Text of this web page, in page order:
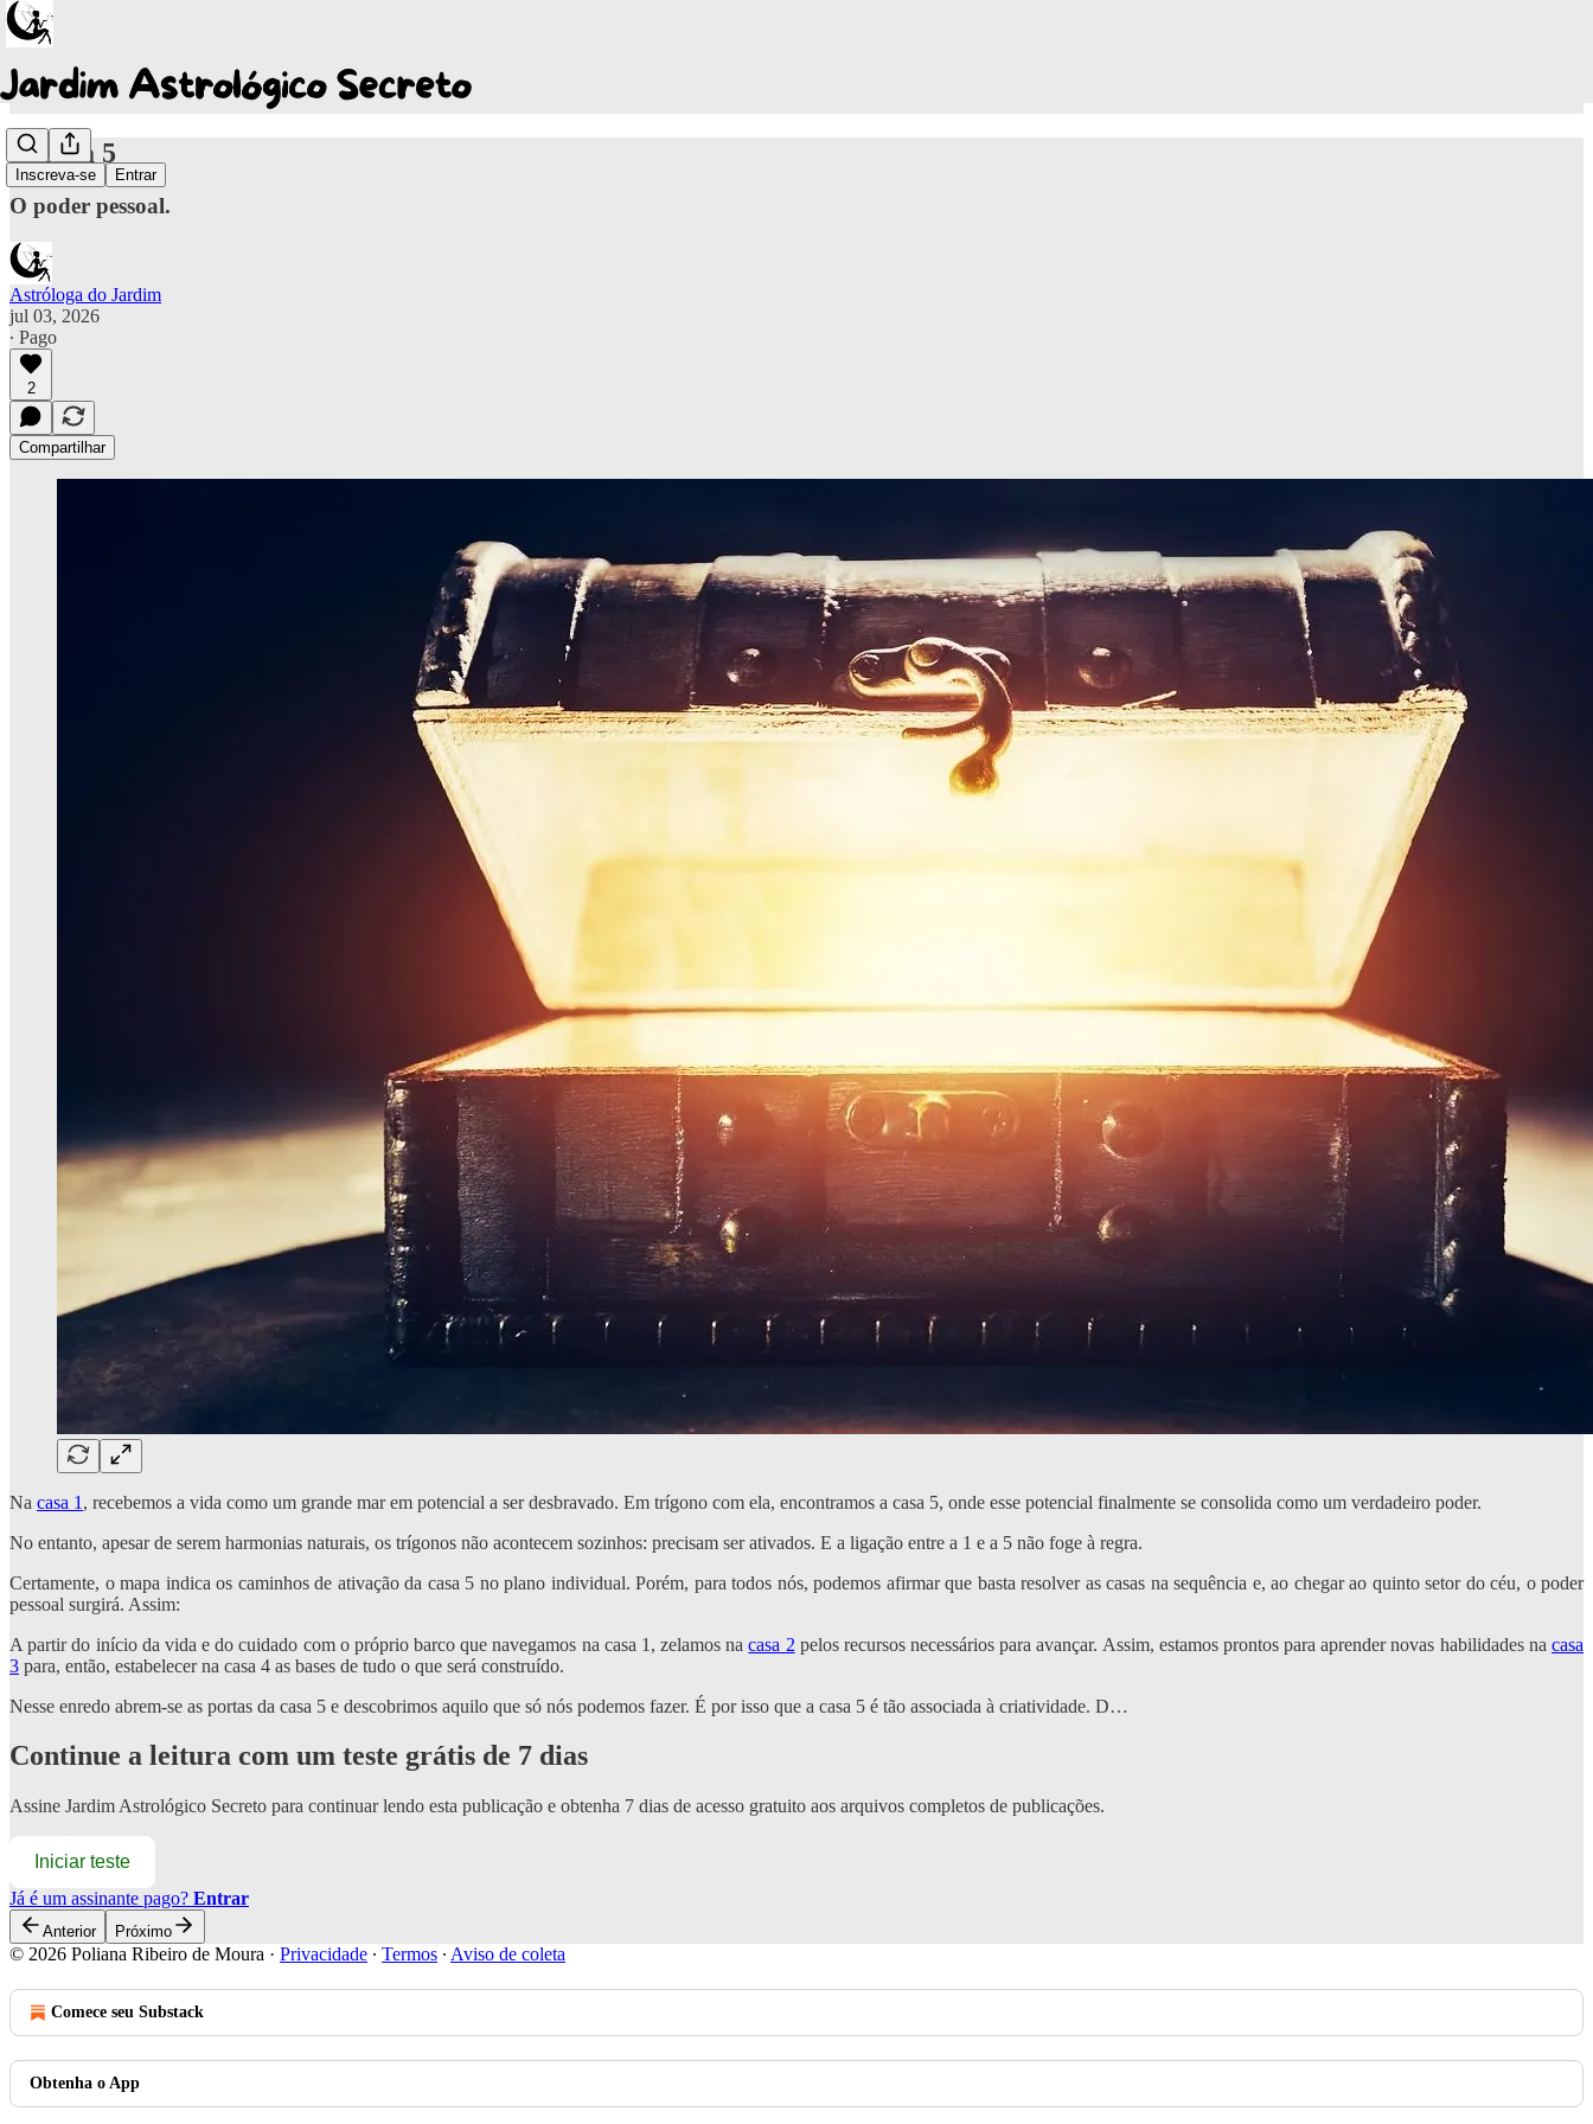
Inscreva-se Entrar
A Casa 5
O poder pessoal.
Astróloga do Jardim
jul 03, 2026
∙ Pago
2
Compartilhar
Na casa 1 , recebemos a vida como um grande mar em potencial a ser desbravado. Em trígono com ela, encontramos a casa 5, onde esse potencial finalmente se consolida como um verdadeiro poder.
No entanto, apesar de serem harmonias naturais, os trígonos não acontecem sozinhos: precisam ser ativados. E a ligação entre a 1 e a 5 não foge à regra.
Certamente, o mapa indica os caminhos de ativação da casa 5 no plano individual. Porém, para todos nós, podemos afirmar que basta resolver as casas na sequência e, ao chegar ao quinto setor do céu, o poder
pessoal surgirá. Assim:
A partir do início da vida e do cuidado com o próprio barco que navegamos na casa 1, zelamos nacasa 2 pelos recursos necessários para avançar. Assim, estamos prontos para aprender novas habilidades nacasa
3 para, então, estabelecer na casa 4 as bases de tudo o que será construído.
Nesse enredo abrem-se as portas da casa 5 e descobrimos aquilo que só nós podemos fazer. É por isso que a casa 5 é tão associada à criatividade. D…
Continue a leitura com um teste grátis de 7 dias
Assine Jardim Astrológico Secreto para continuar lendo esta publicação e obtenha 7 dias de acesso gratuito aos arquivos completos de publicações.
Iniciar teste
Já é um assinante pago? Entrar
Anterior Próximo
© 2026 Poliana Ribeiro de Moura · Privacidade ∙ Termos ∙ Aviso de coleta
Comece seu Substack
Obtenha o App